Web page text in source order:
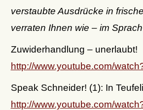
verstaubte Ausdrücke in
verraten Ihnen wie – im
Zuwiderhandlung – unerlaubt!
http://www.youtube.com/
Speak Schneider! (1): In
http://www.youtube.com/